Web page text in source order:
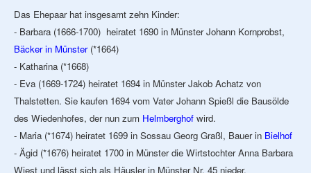
Das Ehepaar hat insgesamt zehn Kinder:
- Barbara (1666-1700) heiratet 1690 in Münster Johann Kornprobst,
Bäcker in Münster (*1664)
- Katharina (*1668)
- Eva (1669-1724) heiratet 1694 in Münster Jakob Achatz von
Thalstetten. Sie kaufen 1694 vom Vater Johann Spießl die Bausölde
des Wiedenhofes, der nun zum Helmberghof wird.
- Maria (*1674) heiratet 1699 in Sossau Georg Graßl, Bauer in Bielhof
- Ägid (*1676) heiratet 1700 in Münster die Wirtstochter Anna Barbara
Wiest und lässt sich als Häusler in Münster Nr. 45 nieder.